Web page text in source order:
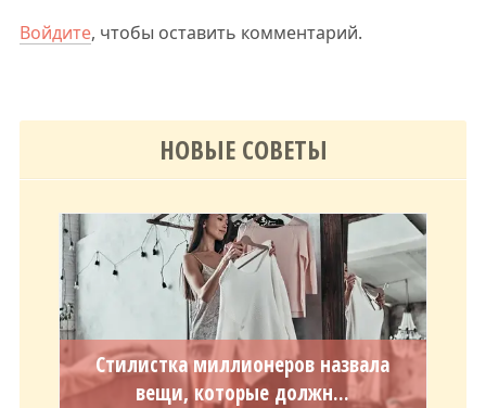
Войдите, чтобы оставить комментарий.
НОВЫЕ СОВЕТЫ
Стилистка миллионеров назвала
вещи, которые должн...